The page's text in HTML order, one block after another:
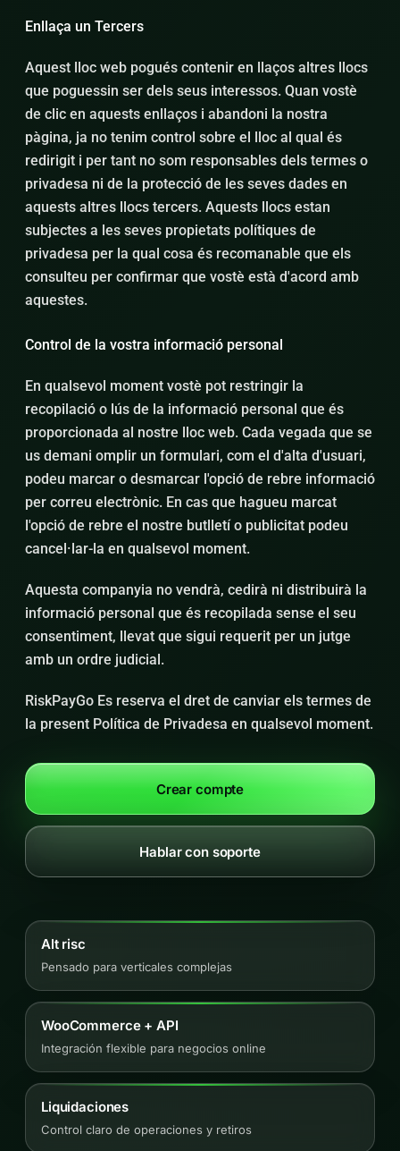
Enllaça un Tercers
Aquest lloc web pogués contenir en llaços altres llocs
que poguessin ser dels seus interessos. Quan vostè
de clic en aquests enllaços i abandoni la nostra
pàgina, ja no tenim control sobre el lloc al qual és
redirigit i per tant no som responsables dels termes o
privadesa ni de la protecció de les seves dades en
aquests altres llocs tercers. Aquests llocs estan
subjectes a les seves propietats polítiques de
privadesa per la qual cosa és recomanable que els
consulteu per confirmar que vostè està d'acord amb
aquestes.
Control de la vostra informació personal
En qualsevol moment vostè pot restringir la
recopilació o lús de la informació personal que és
proporcionada al nostre lloc web. Cada vegada que se
us demani omplir un formulari, com el d'alta d'usuari,
podeu marcar o desmarcar l'opció de rebre informació
per correu electrònic. En cas que hagueu marcat
l'opció de rebre el nostre butlletí o publicitat podeu
cancel·lar-la en qualsevol moment.
Aquesta companyia no vendrà, cedirà ni distribuirà la
informació personal que és recopilada sense el seu
consentiment, llevat que sigui requerit per un jutge
amb un ordre judicial.
RiskPayGo Es reserva el dret de canviar els termes de
la present Política de Privadesa en qualsevol moment.
Crear compte
Hablar con soporte
Alt risc
Pensado para verticales complejas
WooCommerce + API
Integración flexible para negocios online
Liquidaciones
Control claro de operaciones y retiros